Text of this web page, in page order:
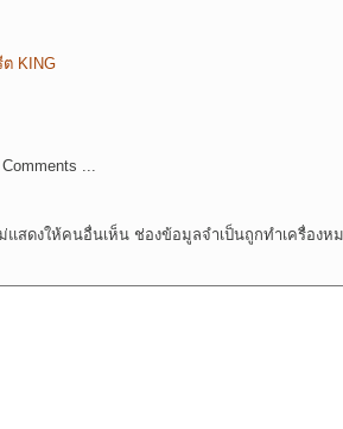
KING
...
แสดงให้คนอื่นเห็น ช่องข้อมูลจำเป็นถูกทำเครื่องห